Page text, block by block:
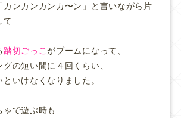
カンカンカンカ〜ン」と言いながら片
て
踏切ごっこがブームになって、
の短い間に４回くらい、
いけなくなりました。
ゃで遊ぶ時も